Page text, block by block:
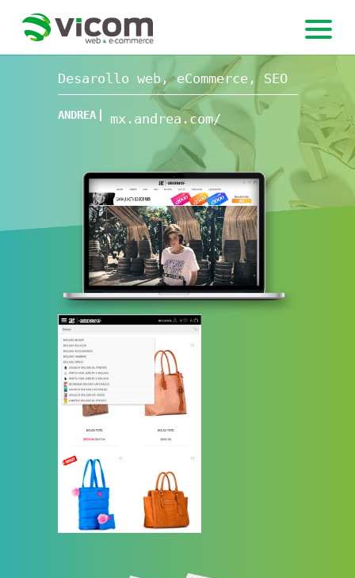
Desarollo web, eCommerce, SEO
ANDREA mx.andrea.com/